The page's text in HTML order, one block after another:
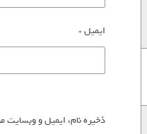
ایمیل*
ذخیره نام، ایمیل و وبسایت